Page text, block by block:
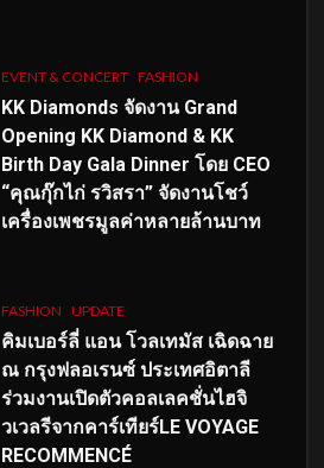
EVENT & CONCERT FASHION
KK Diamonds จัดงาน Grand
Opening KK Diamond & KK
Birth Day Gala Dinner โดย CEO
“คุณกุ๊กไก่ รวิสรา” จัดงานโชว์
เครื่องเพชรมูลค่าหลายล้านบาท
FASHION UPDATE
คิมเบอร์ลี่ แอน โวลเทมัส เฉิดฉาย
ณ กรุงฟลอเรนซ์ ประเทศอิตาลี
ร่วมงานเปิดตัวคอลเลคชั่นไฮจิ
วเวลรีจากคาร์เทียร์LE VOYAGE
RECOMMENCÉ